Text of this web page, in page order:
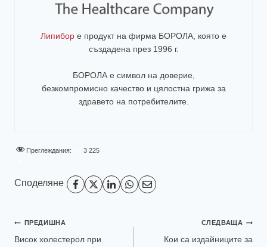
Липибор е продукт на фирма БОРОЛА, която е
създадена през 1996 г.
БОРОЛА е символ на доверие,
безкомпромисно качество и цялостна грижа за
здравето на потребителите.
Преглеждания: 3 225
Споделяне
ПРЕДИШНА
Висок холестерол при
СЛЕДВАЩА
Кои са издайниците за